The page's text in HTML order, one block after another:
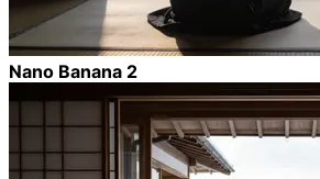
Nano Banana 2